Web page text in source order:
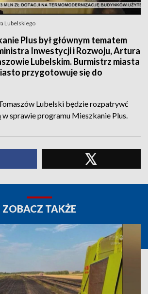
Lubelskiego
Plus był głównym tematem
Inwestycji i Rozwoju, Artura
Lubelskim. Burmistrz miasta
przygotowuje się do
Lubelski będzie rozpatrywć
w sprawie programu Mieszkanie Plus.
ZOBACZ TAKŻE